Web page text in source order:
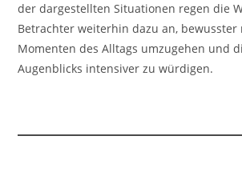
der dargestellten Situationen regen die
Betrachter weiterhin dazu an, bewusster
Momenten des Alltags umzugehen und
Augenblicks intensiver zu würdigen.